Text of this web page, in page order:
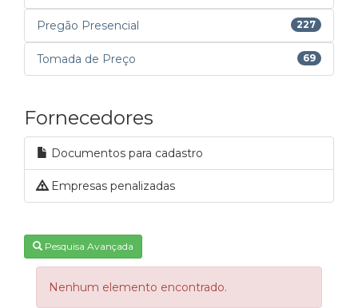
Pregão Presencial 227
Tomada de Preço 69
Fornecedores
Documentos para cadastro
Empresas penalizadas
Pesquisa Avançada
Nenhum elemento encontrado.